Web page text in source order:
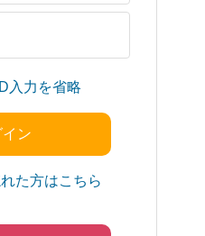
入力を省略
た方はこちら